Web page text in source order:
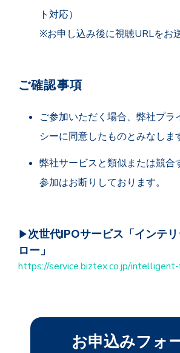
ト対応）
※お申し込み後に視聴URLをお
ご確認事項
ご参加いただく場合、弊社プラ
シーに同意したものとみなしま
弊社サービスと類似または競合
参加はお断りしております。
▶次世代IPOサービス「インテ
ロー」
https://service.biztex.co.jp/
お申込みフォ